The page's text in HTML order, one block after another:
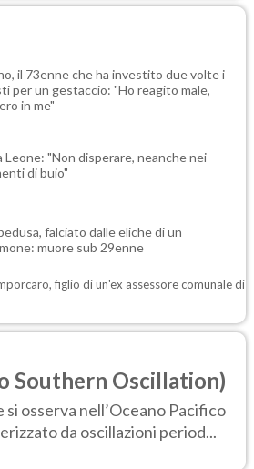
il 73enne che ha investito due volte i
per un gestaccio: "Ho reagito male,
in me"
Leone: "Non disperare, neanche nei
di buio"
falciato dalle eliche di un
muore sub 29enne
figlio di un'ex assessore comunale di
Southern Oscillation)
si osserva nell’Oceano Pacifico
da oscillazioni period...